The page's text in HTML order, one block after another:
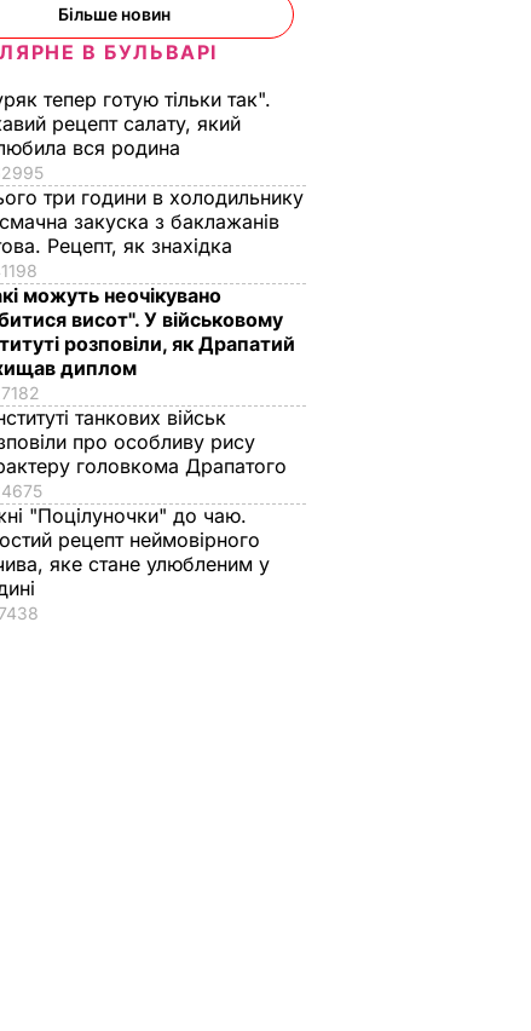
Більше новин
В БУЛЬВАРІ
тепер готую тільки так".
рецепт салату, який
вся родина
три години в холодильнику
смачна закуска з баклажанів
Рецепт, як знахідка
можуть неочікувано
висот". У військовому
розповіли, як Драпатий
диплом
танкових військ
про особливу рису
головкома Драпатого
"Поцілуночки" до чаю.
рецепт неймовірного
яке стане улюбленим у